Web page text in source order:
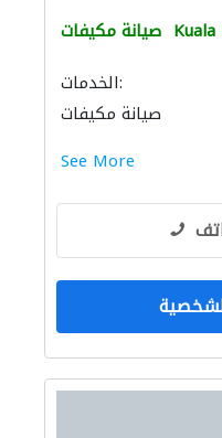
صيانة مكيفات
الخدمات:
صيانة مكيفات
See More